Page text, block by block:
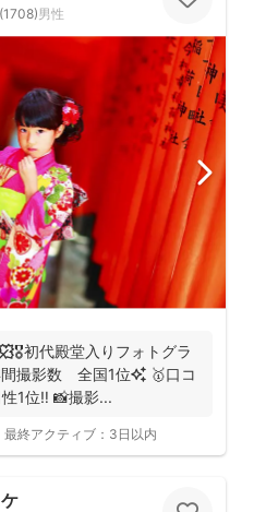
(1708)男性
初代殿堂入りフォトグラ
1位‼️ 📸撮影...
最終アクティブ： 3日以内